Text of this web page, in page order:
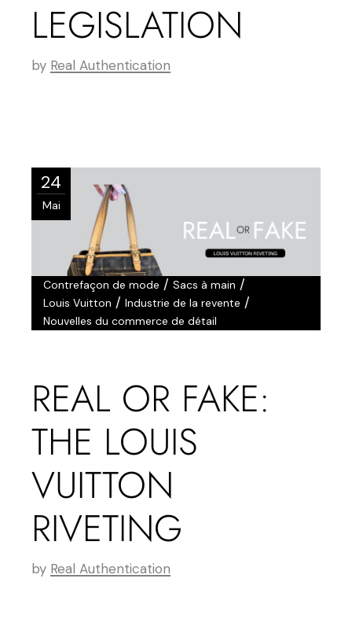
LEGISLATION
by Real Authentication
24
Mai
Contrefaçon de mode /Sacs à main /
Louis Vuitton /Industrie de la revente /
Nouvelles du commerce de détail
REAL OR FAKE:
THE LOUIS
VUITTON
RIVETING
by Real Authentication